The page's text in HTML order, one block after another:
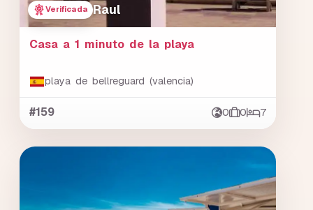
Verificada Raul
Casa a 1 minuto de la playa
playa de bellreguard (valencia)
#159 0 0 7